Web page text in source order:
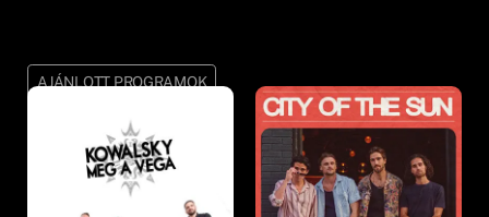
AJÁNLOTT PROGRAMOK